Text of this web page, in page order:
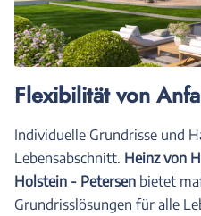
Flexibilität von
Individuelle Grundrisse und
Lebensabschnitt. Heinz von
Holstein - Petersen bietet
Grundrisslösungen für alle